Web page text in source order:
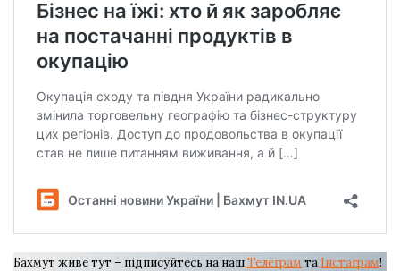
Бахмут живе тут – підписуйтесь на нашТелеграм та Інстаграм!